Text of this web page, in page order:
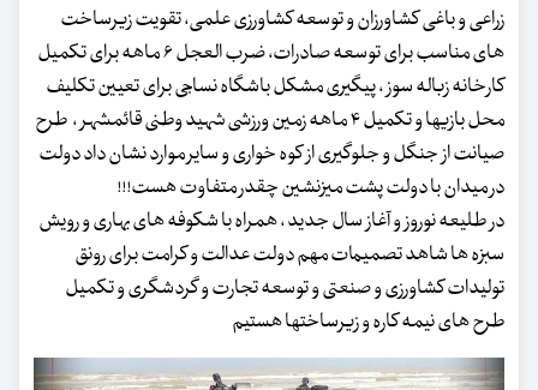
زراعی و باغی کشاورزان و توسعه کشاورزی علمی، تقویت زیرساخت
های مناسب برای توسعه صادرات، ضرب العجل ۶ ماهه برای تکمیل
کارخانه زباله سوز ، پیگیری مشکل باشگاه نساجی برای تعیین تکلیف
محل بازیها و تکمیل ۴ ماهه زمین ورزشی شهید وطنی قائمشهر ، طرح
صیانت از جنگل و جلوگیری از کوه خواری و سایر موارد نشان داد دولت
در میدان با دولت پشت میزنشین چقدر متفاوت هست!!!
در طلیعه نوروز و آغاز سال جدید ، همراه با شکوفه های بهاری و رویش
سبزه ها شاهد تصمیمات مهم دولت عدالت و کرامت برای رونق
تولیدات کشاورزی و صنعتی و توسعه تجارت و گردشگری و تکمیل
طرح های نیمه کاره و زیرساختها هستیم